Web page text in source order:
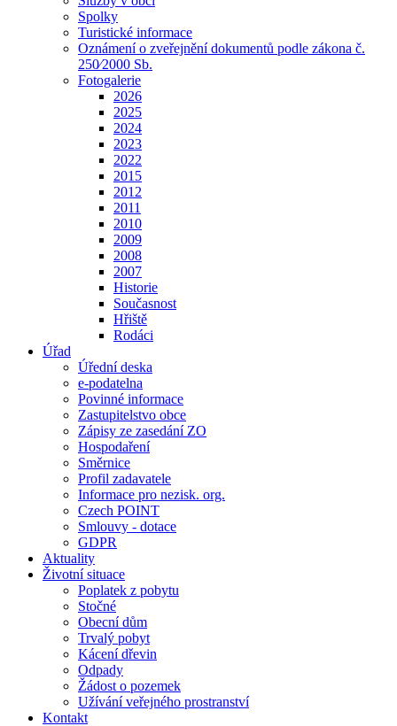
Spolky
Turistické informace
Oznámení o zveřejnění dokumentů podle zákona č.
250⁄2000 Sb.
Fotogalerie
2026
2025
2024
2023
2022
2015
2012
2011
2010
2009
2008
2007
Historie
Současnost
Hřiště
Rodáci
Úřad
Úřední deska
e-podatelna
Povinné informace
Zastupitelstvo obce
Zápisy ze zasedání ZO
Hospodaření
Směrnice
Profil zadavatele
Informace pro nezisk. org.
Czech POINT
Smlouvy - dotace
GDPR
Aktuality
Životní situace
Poplatek z pobytu
Stočné
Obecní dům
Trvalý pobyt
Kácení dřevin
Odpady
Žádost o pozemek
Užívání veřejného prostranství
Kontakt